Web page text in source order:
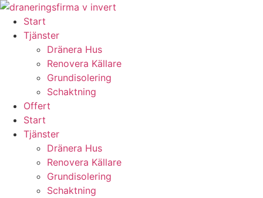
Skip
content
Start
Tjänster
Dränera Hus
Renovera Källare
Grundisolering
Schaktning
Offert
Start
Tjänster
Dränera Hus
Renovera Källare
Grundisolering
Schaktning